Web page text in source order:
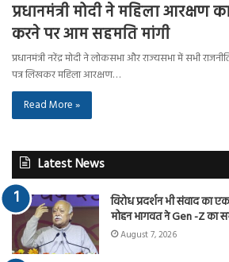
प्रधानमंत्री मोदी ने महिला आरक्षण
करने पर आम सहमति मांगी
प्रधानमंत्री नरेंद्र मोदी ने लोकसभा और राज्यसभा में सभी
पत्र लिखकर महिला आरक्षण…
Read More »
Latest News
विरोध प्रदर्शन भी संवाद का
मोहन भागवत ने Gen -Z का
August 7, 2026